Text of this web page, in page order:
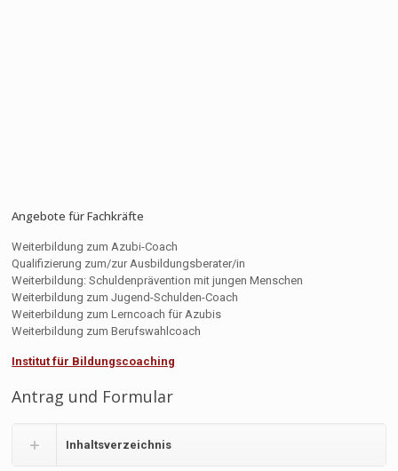
Angebote für Fachkräfte
Weiterbildung zum Azubi-Coach
Qualifizierung zum/zur Ausbildungsberater/in
Weiterbildung: Schuldenprävention mit jungen Menschen
Weiterbildung zum Jugend-Schulden-Coach
Weiterbildung zum Lerncoach für Azubis
Weiterbildung zum Berufswahlcoach
Institut für Bildungscoaching
Antrag und Formular
Inhaltsverzeichnis